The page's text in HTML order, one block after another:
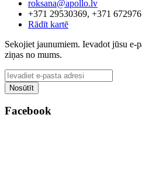
roksana@apollo.lv
+371 29530369, +371
Rādīt kartē
Sekojiet jaunumiem. Ievadot jūsu e-
ziņas no mums.
Facebook